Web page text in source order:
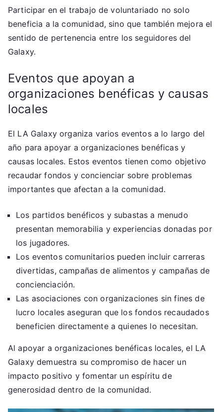
Participar en el trabajo de voluntariado no solo
beneficia a la comunidad, sino que también mejora el
sentido de pertenencia entre los seguidores del
Galaxy.
Eventos que apoyan a
organizaciones benéficas y causas
locales
El LA Galaxy organiza varios eventos a lo largo del
año para apoyar a organizaciones benéficas y
causas locales. Estos eventos tienen como objetivo
recaudar fondos y concienciar sobre problemas
importantes que afectan a la comunidad.
Los partidos benéficos y subastas a menudo
presentan memorabilia y experiencias donadas por
los jugadores.
Los eventos comunitarios pueden incluir carreras
divertidas, campañas de alimentos y campañas de
concienciación.
Las asociaciones con organizaciones sin fines de
lucro locales aseguran que los fondos recaudados
beneficien directamente a quienes lo necesitan.
Al apoyar a organizaciones benéficas locales, el LA
Galaxy demuestra su compromiso de hacer un
impacto positivo y fomentar un espíritu de
generosidad dentro de la comunidad.